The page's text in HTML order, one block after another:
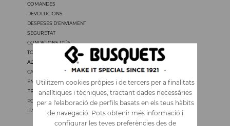
Utilitzem cookies pròpies i de tercers per a finalitats
analítiques i tècniques, tractant dades necessàries
per a l'elaboració de perfils basats en els teus hàbits
de navegació. Pots obtenir més informació i
configurar les teves preferències des de
COMANDES
DEVOLUCIONS
DESPESES D'ENVIAMENT
SEGURETAT
CONDICIONS D'ÚS
TOTS ELS PREUS TENEN IVA
ALTRES IDIOMES
CASTELLANO
ENGLISH
FRANÇAIS
PORTUGUÊS
ITALIANO